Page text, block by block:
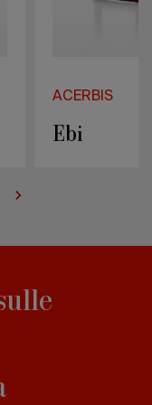
ACERBIS
Parioli